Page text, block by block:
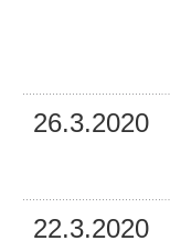
26.3.2020
22.3.2020